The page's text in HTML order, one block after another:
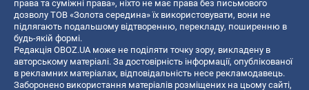
права та суміжні права», ніхто не має права без письмового
дозволу ТОВ «Золота середина» їх використовувати, вони не
підлягають подальшому відтворенню, перекладу, поширенню в
будь-якій формі.
Редакція OBOZ.UA може не поділяти точку зору, викладену в
авторському матеріалі. За достовірність інформації, опублікованої
в рекламних матеріалах, відповідальність несе рекламодавець.
Заборонено використання матеріалів розміщених на цьому сайті,